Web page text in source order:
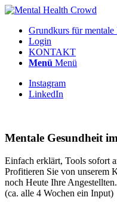
Grundkurs für mentale
Login
KONTAKT
Menü Menü
Instagram
LinkedIn
Mentale Gesundheit
Einfach erklärt, Tools sofort
Profitieren Sie von unserem
noch Heute Ihre Angestellten.
(ca. alle 4 Wochen ein Input)